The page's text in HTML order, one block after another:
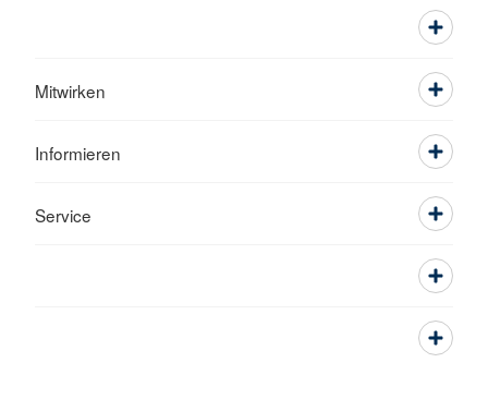
Mitwirken
Informieren
Service